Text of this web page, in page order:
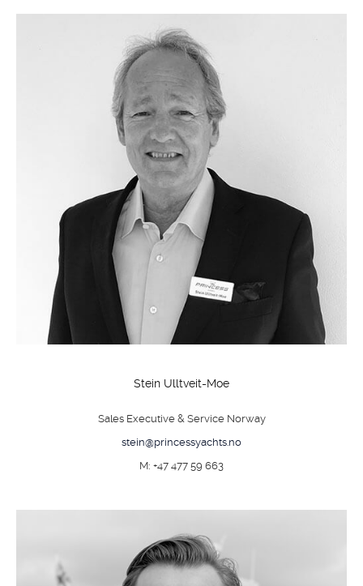
Stein Ulltveit-Moe
Sales Executive & Service Norway
stein@princessyachts.no
M: +47 477 59 663